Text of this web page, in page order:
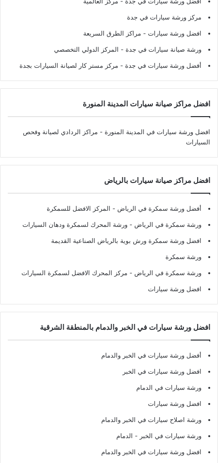
مركز ورشة سيارات في جدة
افضل ورشة سيارات - مراكز الطرق السريعة
ورشة صيانة سيارات في جدة - المركز الدولي التخصصي
أفضل ورشة سيارات في جدة - مركز مستر كار لصيانة السيارات بجدة
افضل مراكز صيانة سيارات المدينة المنورة
افضل ورشة سيارات في المدينة المنورة - مراكز الردادي لصيانة وفحص
السيارات
افضل مراكز صيانة سيارات بالرياض
أفضل ورشة سمكرة في الرياض - المركز الافضل للسمكرة
ورشة سمكرة في الرياض - ورشة المحرك لسمكرة ودهان السيارات
افضل ورشة سمكرة ورش بوية بالرياض الصناعية القديمة
ورشة سمكرة
ورشة سمكرة في الرياض - مركز المحرك الافضل لسمكرة السيارات
افضل ورشة سيارات
افضل ورشة سيارات في الخبر والدمام بالمنطقة الشرقية
أفضل ورشة سيارات في الخبر والدمام
افضل ورشة سيارات في الخبر
ورشة سيارات في الدمام
افضل ورشة سيارات
ورشة اصلاح سيارات في الخبر والدمام
ورشة سيارات في الخبر - الدمام
افضل ورشة سيارات في الخبر والدمام